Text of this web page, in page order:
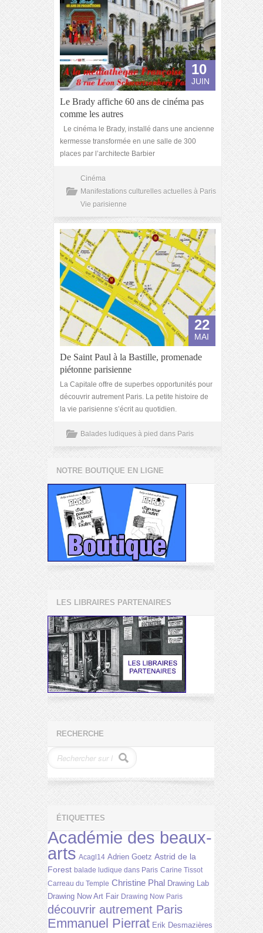
10
JUIN
Le Brady affiche 60 ans de cinéma pas
comme les autres
Le cinéma le Brady, installé dans une ancienne
kermesse transformée en une salle de 300
places par l’architecte Barbier
Cinéma
Manifestations culturelles actuelles à Paris
Vie parisienne
22
MAI
De Saint Paul à la Bastille, promenade
piétonne parisienne
La Capitale offre de superbes opportunités pour
découvrir autrement Paris. La petite histoire de
la vie parisienne s’écrit au quotidien.
Balades ludiques à pied dans Paris
NOTRE BOUTIQUE EN LIGNE
LES LIBRAIRES PARTENAIRES
RECHERCHE
ÉTIQUETTES
Académie des beaux-
arts Acagl14 Adrien Goetz Astrid de la
Forest balade ludique dans Paris Carine Tissot
Carreau du Temple Christine Phal Drawing Lab
Drawing Now Art Fair Drawing Now Paris
découvrir autrement Paris
Emmanuel Pierrat Erik Desmazières